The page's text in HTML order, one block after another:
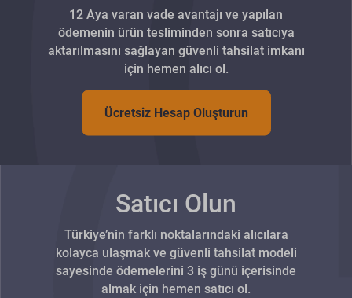
12 Aya varan vade avantajı ve yapılan
ödemenin ürün tesliminden sonra satıcıya
aktarılmasını sağlayan güvenli tahsilat imkanı
için hemen alıcı ol.
Ücretsiz Hesap Oluşturun
Satıcı Olun
Türkiye’nin farklı noktalarındaki alıcılara
kolayca ulaşmak ve güvenli tahsilat modeli
sayesinde ödemelerini 3 iş günü içerisinde
almak için hemen satıcı ol.